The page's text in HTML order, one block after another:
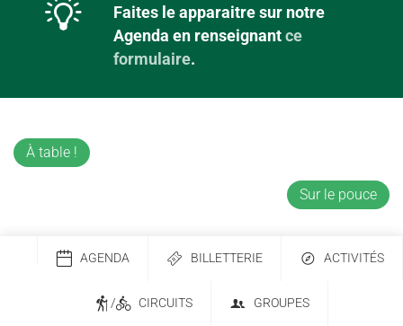
Faites le apparaitre sur notre
Agenda en renseignantce
formulaire.
À table !
Sur le pouce
AGENDA BILLETTERIE ACTIVITÉS
/ CIRCUITS GROUPES